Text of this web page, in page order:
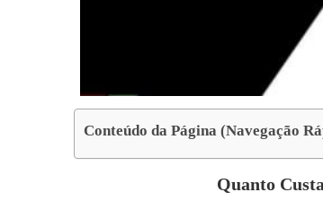
Conteúdo da Página (Navegação
Quanto